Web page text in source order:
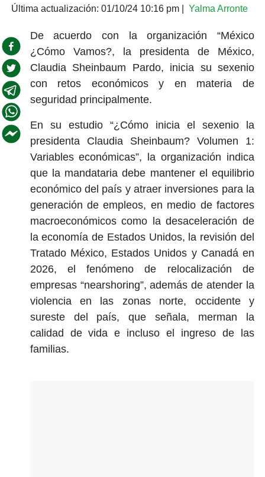
Última actualización: 01/10/24 10:16 pm Yalma Arronte
De acuerdo con la organización “México
¿Cómo Vamos?, la presidenta de México,
Claudia Sheinbaum Pardo, inicia su sexenio
con retos económicos y en materia de
seguridad principalmente.
En su estudio “¿Cómo inicia el sexenio la
presidenta Claudia Sheinbaum? Volumen 1:
Variables económicas”, la organización indica
que la mandataria debe mantener el equilibrio
económico del país y atraer inversiones para la
generación de empleos, en medio de factores
macroeconómicos como la desaceleración de
la economía de Estados Unidos, la revisión del
Tratado México, Estados Unidos y Canadá en
2026, el fenómeno de relocalización de
empresas “nearshoring”, además de atender la
violencia en las zonas norte, occidente y
sureste del país, que señala, merman la
calidad de vida e incluso el ingreso de las
familias.